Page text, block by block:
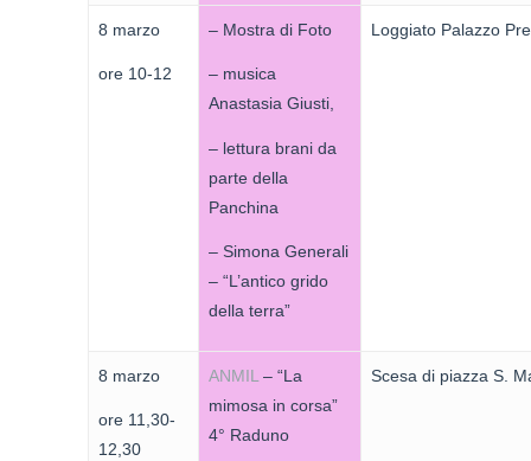
8 marzo
ore 10-12
– Mostra di Foto
– musica
Anastasia Giusti,
– lettura brani da
parte della
Panchina
– Simona Generali
– “L’antico grido
della terra”
Loggiato Palazzo
8 marzo
ore 11,30-
12,30
ANMIL – “La
mimosa in corsa”
4° Raduno
Scesa di piazza S.